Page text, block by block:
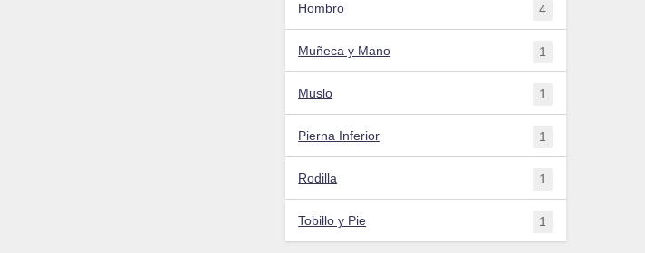
Hombro 4
Muñeca y Mano 1
Muslo 1
Pierna Inferior 1
Rodilla 1
Tobillo y Pie 1